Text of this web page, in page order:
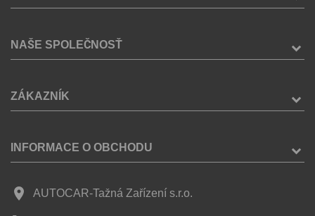
NAŠE SPOLEČNOSŤ
ZÁKAZNÍK
INFORMACE O OBCHODU
place AUTOCAR-Tažná Zařízení s.r.o.